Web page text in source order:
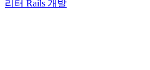
리터 Rails 개발